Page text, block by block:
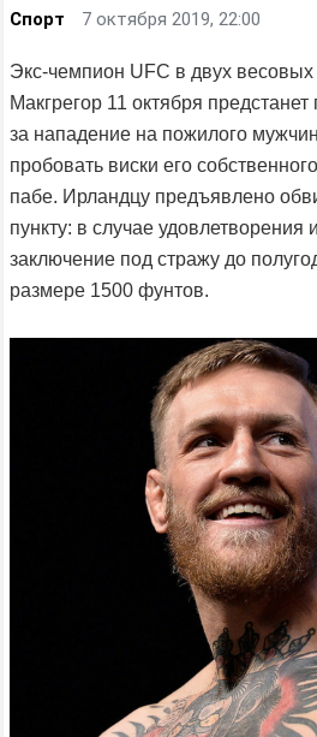
Спорт 7 октября 2019, 22:00
Экс-чемпион UFC в двух весовых
Макгрегор 11 октября
за нападение на пожилого
пробовать виски его
пабе. Ирландцу предъявлено
пункту: в случае удовлетворения
заключение под стражу до
размере 1500 фунтов.